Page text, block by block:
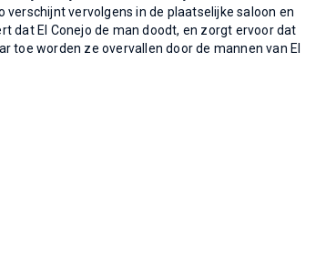
verschijnt vervolgens in de plaatselijke saloon en
dat El Conejo de man doodt, en zorgt ervoor dat
toe worden ze overvallen door de mannen van El